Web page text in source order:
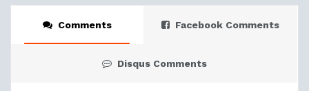
Comments Facebook Comments
Disqus Comments